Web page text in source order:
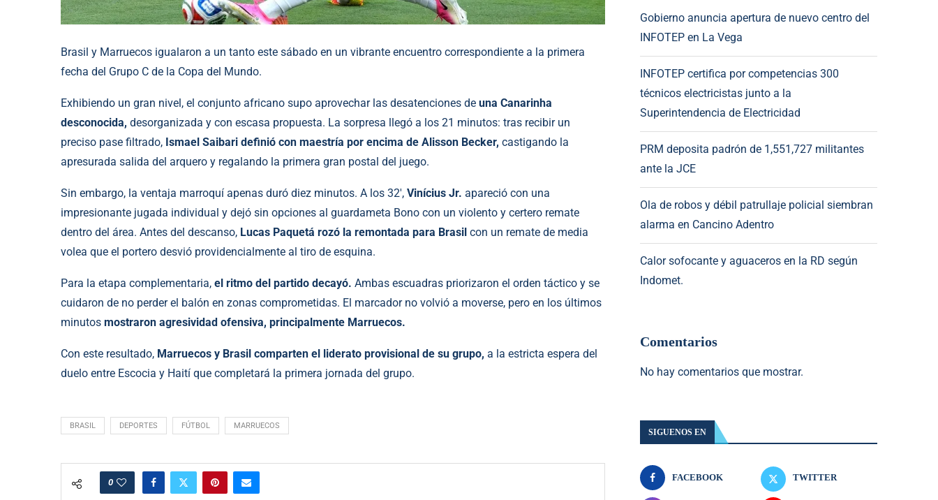
Brasil y Marruecos igualaron a un tanto este sábado en un vibrante encuentro correspondiente a la primera
fecha del Grupo C de la Copa del Mundo.
Exhibiendo un gran nivel, el conjunto africano supo aprovechar las desatenciones de una Canarinha
desconocida, desorganizada y con escasa propuesta. La sorpresa llegó a los 21 minutos: tras recibir un
preciso pase filtrado, Ismael Saibari definió con maestría por encima de Alisson Becker, castigando la
apresurada salida del arquero y regalando la primera gran postal del juego.
Sin embargo, la ventaja marroquí apenas duró diez minutos. A los 32′, Vinícius Jr. apareció con una
impresionante jugada individual y dejó sin opciones al guardameta Bono con un violento y certero remate
dentro del área. Antes del descanso, Lucas Paquetá rozó la remontada para Brasil con un remate de media
volea que el portero desvió providencialmente al tiro de esquina.
Para la etapa complementaria, el ritmo del partido decayó. Ambas escuadras priorizaron el orden táctico y se
cuidaron de no perder el balón en zonas comprometidas. El marcador no volvió a moverse, pero en los últimos
minutos mostraron agresividad ofensiva, principalmente Marruecos.
Con este resultado, Marruecos y Brasil comparten el liderato provisional de su grupo, a la estricta espera del
duelo entre Escocia y Haití que completará la primera jornada del grupo.
BRASIL DEPORTES FÚTBOL MARRUECOS
0
Gobierno anuncia apertura de nuevo centro del
INFOTEP en La Vega
INFOTEP certifica por competencias 300
técnicos electricistas junto a la
Superintendencia de Electricidad
PRM deposita padrón de 1,551,727 militantes
ante la JCE
Ola de robos y débil patrullaje policial siembran
alarma en Cancino Adentro
Calor sofocante y aguaceros en la RD según
Indomet.
Comentarios
No hay comentarios que mostrar.
SIGUENOS EN
FACEBOOK TWITTER